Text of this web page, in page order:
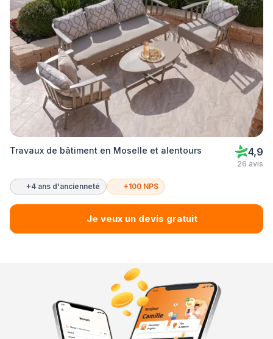
Travaux de bâtiment en Moselle et alentours 4,9
26 avis
+4 ans d'ancienneté +100 NPS
Je veux un devis gratuit